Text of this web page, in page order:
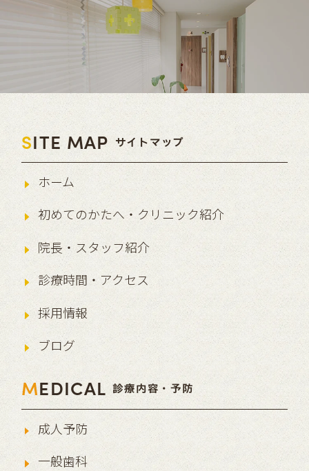
SITE MAP サイトマップ
ホーム
初めてのかたへ・クリニック紹介
院長・スタッフ紹介
診療時間・アクセス
採用情報
ブログ
MEDICAL 診療内容・予防
成人予防
一般歯科